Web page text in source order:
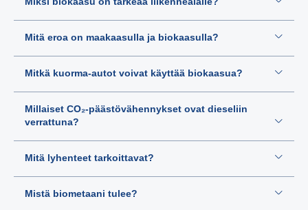
Mitä eroa on maakaasulla ja biokaasulla?
Mitkä kuorma-autot voivat käyttää biokaasua?
Millaiset CO₂-päästövähennykset ovat dieseliin
verrattuna?
Mitä lyhenteet tarkoittavat?
Mistä biometaani tulee?